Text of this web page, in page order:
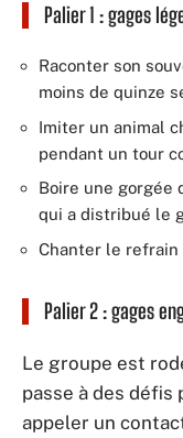
Palier 1 : gages
Raconter son
moins de quinze
Imiter un animal
pendant un tour
Boire une gorgée
qui a distribué le
Chanter le refrain
Palier 2 : gages
Le groupe est
passe à des défis
appeler un